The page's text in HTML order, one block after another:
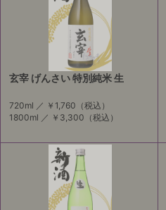
玄宰 げんさい 特別純米 生
720ml ／ ￥1,760 （税込）
1800ml ／ ￥3,300 （税込）